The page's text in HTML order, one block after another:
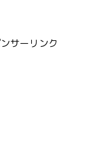
サーリンク